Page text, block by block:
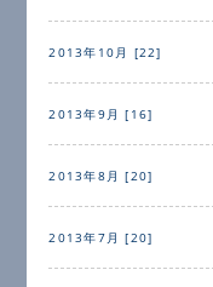
2013年10月 [22]
2013年9月 [16]
2013年8月 [20]
2013年7月 [20]